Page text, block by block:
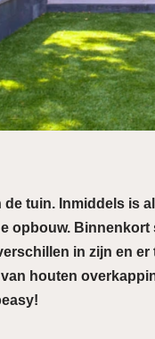
tuin. Inmiddels is
opbouw.
in zijn en
houten